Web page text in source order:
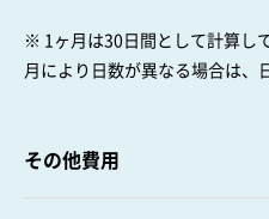
※ 1ヶ月は30日間として計算し
月により日数が異なる場合は、
その他費用